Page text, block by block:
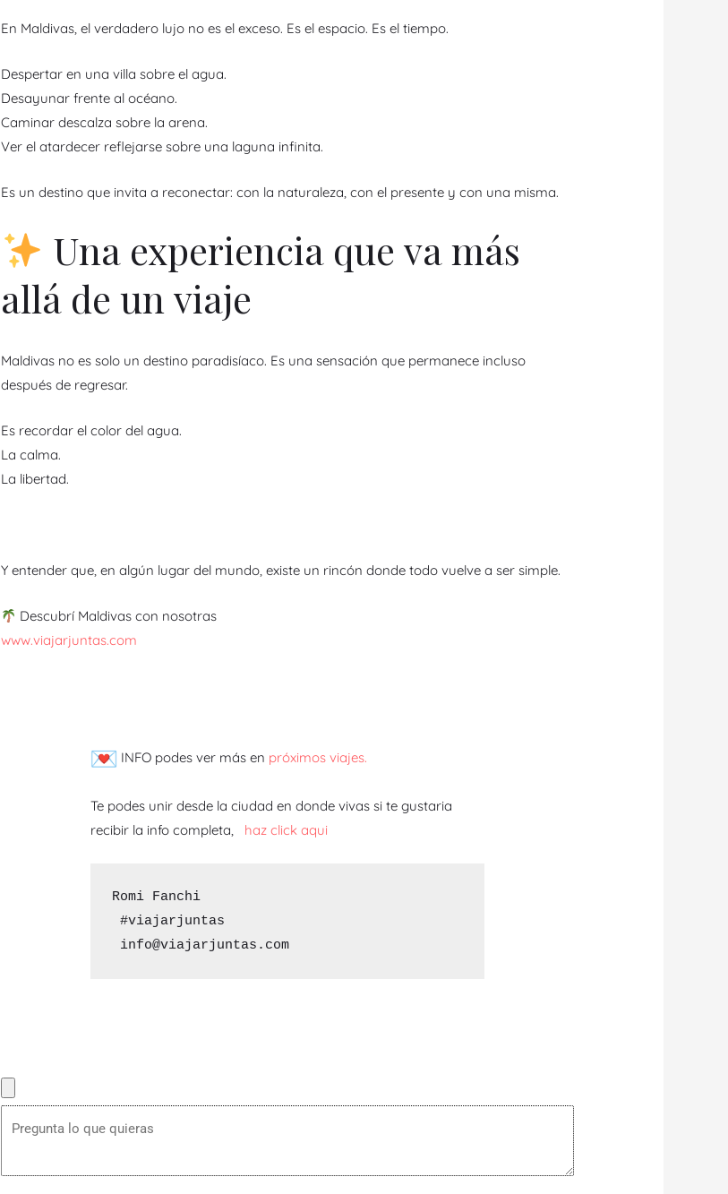
En Maldivas, el verdadero lujo no es el exceso. Es el espacio. Es el tiempo.
Despertar en una villa sobre el agua.
Desayunar frente al océano.
Caminar descalza sobre la arena.
Ver el atardecer reflejarse sobre una laguna infinita.
Es un destino que invita a reconectar: con la naturaleza, con el presente y con una misma.
Una experiencia que va más
allá de un viaje
Maldivas no es solo un destino paradisíaco. Es una sensación que permanece incluso
después de regresar.
Es recordar el color del agua.
La calma.
La libertad.
Y entender que, en algún lugar del mundo, existe un rincón donde todo vuelve a ser simple.
Descubrí Maldivas con nosotras
www.viajarjuntas.com
INFO podes ver más en próximos viajes.
Te podes unir desde la ciudad en donde vivas si te gustaria
recibir la info completa, haz click aqui
Romi Fanchi
#viajarjuntas
info@viajarjuntas.com